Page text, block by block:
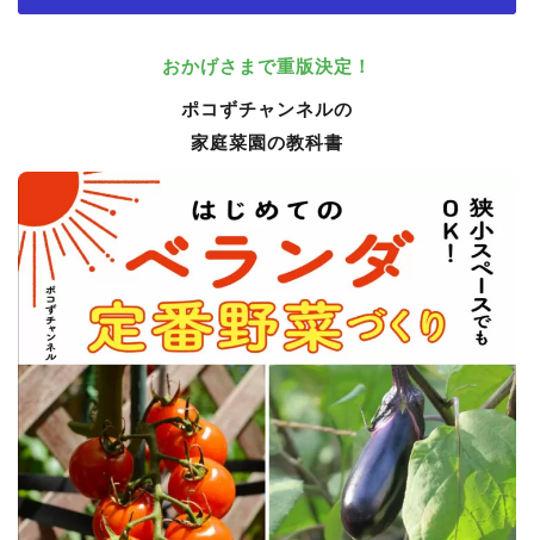
おかげさまで重版決定！
ポコずチャンネルの
家庭菜園の教科書